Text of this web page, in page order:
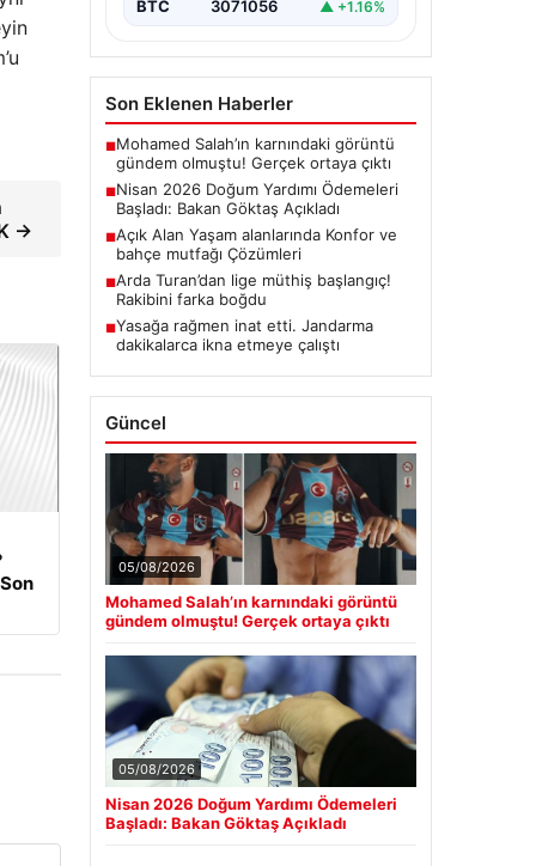
→
BTC 3071056 ▲ +1.16%
Son Eklenen Haberler
■Mohamed Salah’ın karnındaki görüntü
gündem olmuştu! Gerçek ortaya çıktı
■Nisan 2026 Doğum Yardımı Ödemeleri
Başladı: Bakan Göktaş Açıkladı
■Açık Alan Yaşam alanlarında Konfor ve
bahçe mutfağı Çözümleri
■Arda Turan’dan lige müthiş başlangıç!
Rakibini farka boğdu
■Yasağa rağmen inat etti. Jandarma
dakikalarca ikna etmeye çalıştı
Güncel
05/08/2026
Mohamed Salah’ın karnındaki görüntü
gündem olmuştu! Gerçek ortaya çıktı
05/08/2026
Nisan 2026 Doğum Yardımı Ödemeleri
Başladı: Bakan Göktaş Açıkladı